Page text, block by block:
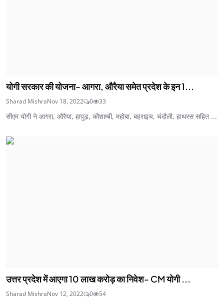
योगी सरकार की योजना- आगरा, औरैया समेत प्रदेश के इन 1...
Sharad MishraNov 18, 2022 0 33
सीएम योगी ने आगरा, औरैया, हापुड़, कौशाम्बी, महोबा, बहराइच, चंदौली, हाथरस सहित ...
उत्तर प्रदेश में आएगा 10 लाख करोड़ का निवेश- CM योगी ...
Sharad MishraNov 12, 2022 0 54